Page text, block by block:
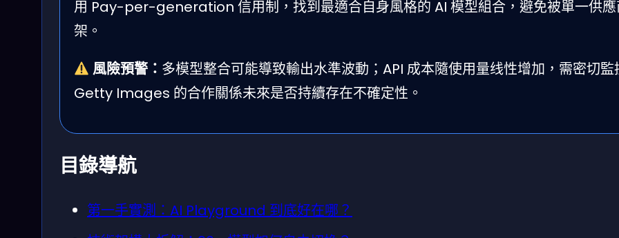
用 Pay-per-generation 信用制，找到最適合自身風格的 AI 模型組合，避免被單一供應
架。
風險預警： 多模型整合可能導致輸出水準波動；API 成本隨使用量线性增加，需密切監
Getty Images 的合作關係未來是否持續存在不確定性。
目錄導航
第一手實測：AI Playground 到底好在哪？